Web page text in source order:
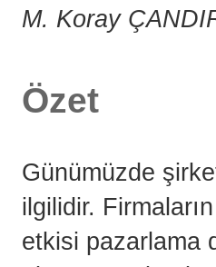
M. Koray
Özet
Günümüzde
ilgilidir.
etkisi pazarlama